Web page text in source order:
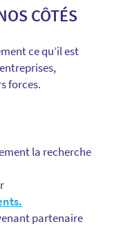
CÔTÉS
ce qu’il est
forces.
la recherche
partenaire